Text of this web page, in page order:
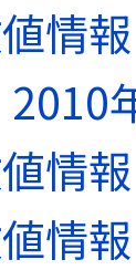
情
2010
情
情